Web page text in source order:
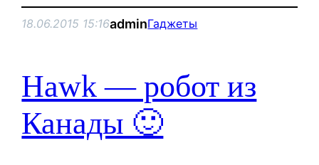
18.06.2015 15:16adminГаджеты
Hawk — робот из
Канады 🙂